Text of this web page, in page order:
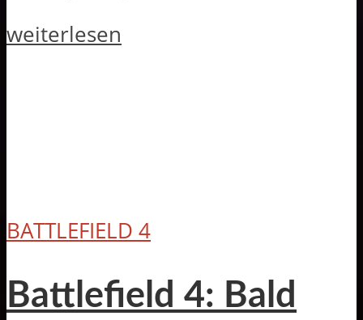
weiterlesen
BATTLEFIELD 4
Battlefield 4: Bald